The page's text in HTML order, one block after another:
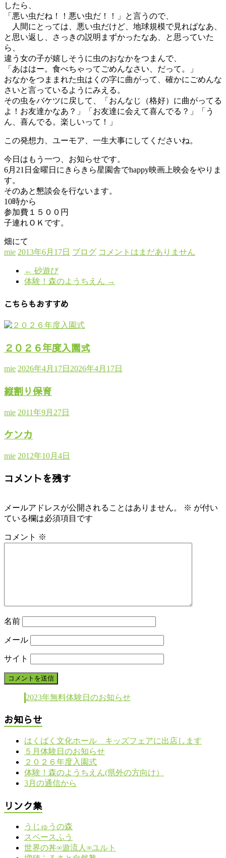
したら、
「悪い虫だね！！悪い虫だ！！」と言うので、
人間にとっては、悪い虫だけど、地球規模で見ればなあ、
と思い返し、さっきの説明まずかったなあ、と思っていた
ら、
違う女の子が嬉しそうに虫のおなかをつまんで、
「あははー。食べちゃってごめんなさい、だって。」
おなかをつままれた虫はくの字に曲がって、確かにごめんな
さいと言っているようにみえる。
その虫をバケツに戻して、「おんなじ（格好）に曲がってる
よ！お友達かなあ？」「お友達に会えて喜んでる？」「う
ん、喜んでる。楽しいって！」
この発想力、ユーモア、一生大事にしてくださいね。
今日はもう一つ、お知らせです。
6月21日金曜日にきらきら星園舎でhappy映画上映会をやりま
す。
そのあと懇談会を行ないます。
10時から
参加費１５００円
子連れＯＫです。
畑にて
mie 2013年6月17日 ブログ コメントはまだありません
← 砂遊び
体験！森のようちえん →
こちらもおすすめ
２０２６年度入園式
mie 2026年4月17日 2026年4月17日
縦割り保育
mie 2011年9月27日
ケンカ
mie 2012年10月4日
コメントを残す
メールアドレスが公開されることはありません。 ※ が付い
ている欄は必須項目です
コメント ※
名前
メール
サイト
2023年無料体験日のお知らせ
お知らせ
はくばく文化ホール キッズフェアに出店します
５月体験日のお知らせ
２０２６年度入園式
体験！森のようちえん(県外の方向け）
3月の通信から
リンク集
うじゅうの森
スペースふう
世界の丼∞遊流人∞ユルト